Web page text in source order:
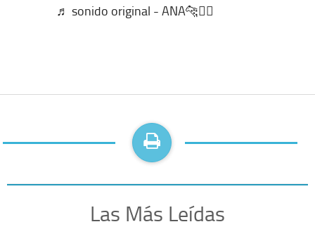
♬ sonido original - ANA🐆❤️‍🔥
Las Más Leídas